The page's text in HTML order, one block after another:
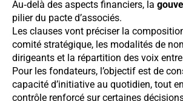
Au‑delà des aspects financiers, la
pilier du pacte d’associés.
Les clauses vont préciser la
comité stratégique, les modalités de
dirigeants et la répartition des voix
Pour les fondateurs, l’objectif est de
capacité d’initiative au quotidien, tout
contrôle renforcé sur certaines